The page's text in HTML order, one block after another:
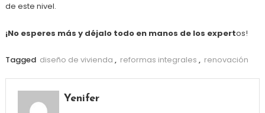
de este nivel.
¡No esperes más y déjalo todo en manos de los expertos!
Tagged diseño de vivienda , reformas integrales , renovación
Yenifer